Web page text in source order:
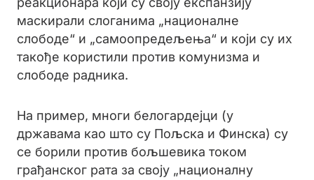
маскирали слоганима „националне
слободе“ и „самоопредељења“ и који су их
такође користили против комунизма и
слободе радника.
На пример, многи белогардејци (у
државама као што су Пољска и Финска) су
се борили против бољшевика током
грађанског рата за своју „националну